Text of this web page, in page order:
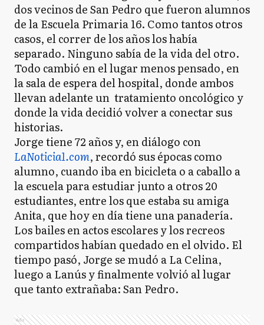
dos vecinos de San Pedro que fueron alumnos
de la Escuela Primaria 16. Como tantos otros
casos, el correr de los años los había
separado. Ninguno sabía de la vida del otro.
Todo cambió en el lugar menos pensado, en
la sala de espera del hospital, donde ambos
llevan adelante un tratamiento oncológico y
donde la vida decidió volver a conectar sus
historias.
Jorge tiene 72 años y, en diálogo con
LaNoticia1.com, recordó sus épocas como
alumno, cuando iba en bicicleta o a caballo a
la escuela para estudiar junto a otros 20
estudiantes, entre los que estaba su amiga
Anita, que hoy en día tiene una panadería.
Los bailes en actos escolares y los recreos
compartidos habían quedado en el olvido. El
tiempo pasó, Jorge se mudó a La Celina,
luego a Lanús y finalmente volvió al lugar
que tanto extrañaba: San Pedro.
Ads